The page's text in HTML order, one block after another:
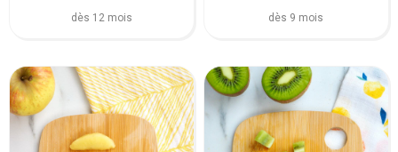
de pommes de terre
dès 12 mois dès 9 mois